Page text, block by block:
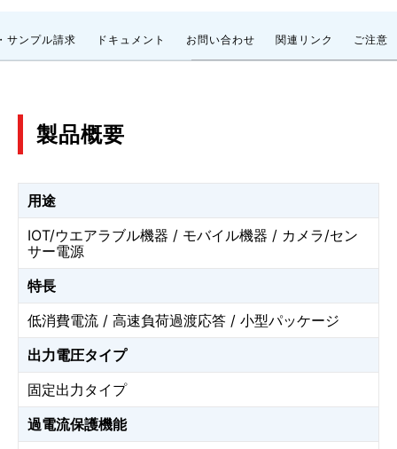
サンプル請求 ドキュメント お問い合わせ 関連リンク ご注意
製品概要
用途
IOT/ウエアラブル機器 / モバイル機器 / カメラ/セン
サー電源
特長
低消費電流 / 高速負荷過渡応答 / 小型パッケージ
出力電圧タイプ
固定出力タイプ
過電流保護機能